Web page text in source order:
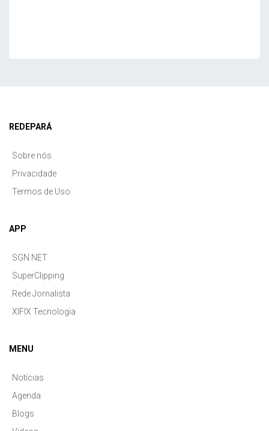
REDEPARÁ
Sobre nós
Privacidade
Termos de Uso
APP
SGN.NET
SuperClipping
Rede Jornalista
XIFIX Tecnologia
MENU
Notícias
Agenda
Blogs